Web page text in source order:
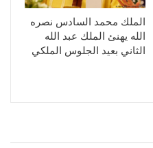
الملك محمد السادس نصره
الله يهنئ الملك عبد الله
الثاني بعيد الجلوس الملكي